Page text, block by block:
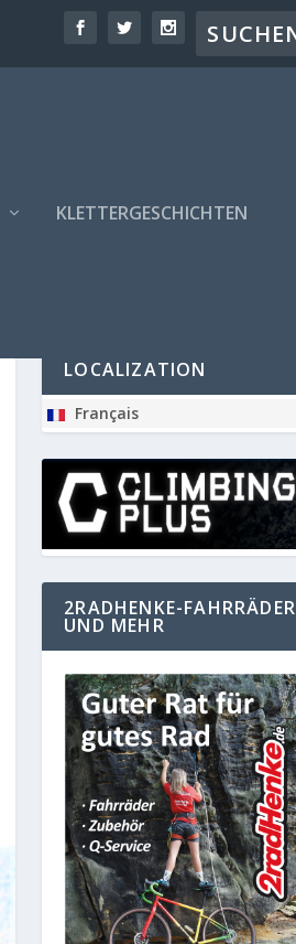
KLETTERGESCHICHTEN
LOCALIZATION
Français
2RADHENKE-FAHRRÄDER
UND MEHR